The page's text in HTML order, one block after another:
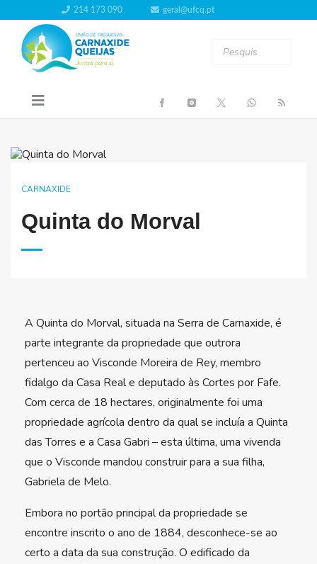
214 173 090 geral@ufcq.pt
CARNAXIDE
Quinta do Morval
A Quinta do Morval, situada na Serra de Carnaxide, é
parte integrante da propriedade que outrora
pertenceu ao Visconde Moreira de Rey, membro
fidalgo da Casa Real e deputado às Cortes por Fafe.
Com cerca de 18 hectares, originalmente foi uma
propriedade agrícola dentro da qual se incluía a Quinta
das Torres e a Casa Gabri – esta última, uma vivenda
que o Visconde mandou construir para a sua filha,
Gabriela de Melo.
Embora no portão principal da propriedade se
encontre inscrito o ano de 1884, desconhece-se ao
certo a data da sua construção. O edificado da